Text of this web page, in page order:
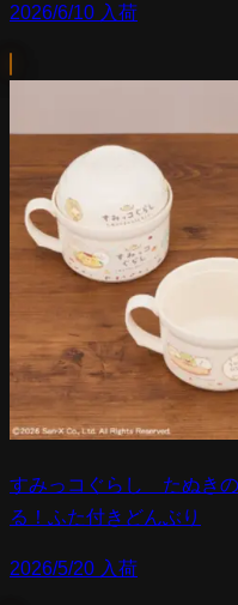
2026/6/10 入荷
すみっコぐらし たぬき
る！ふた付きどんぶり
2026/5/20 入荷